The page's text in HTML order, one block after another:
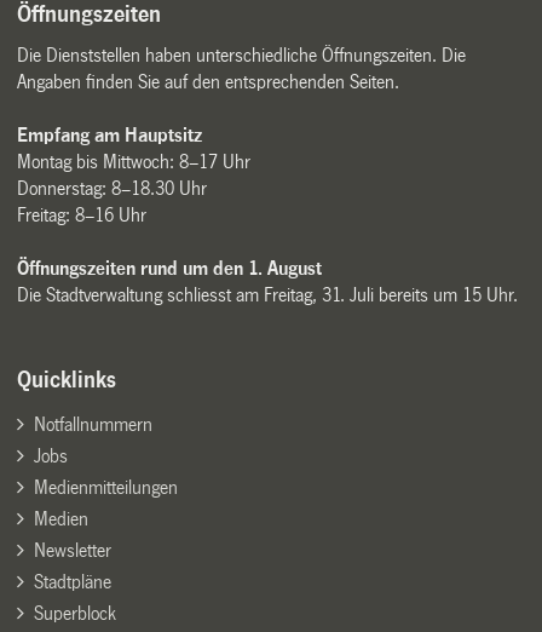
Öffnungszeiten
Die Dienststellen haben unterschiedliche Öffnungszeiten. Die
Angaben finden Sie auf den entsprechenden Seiten.
Empfang am Hauptsitz
Montag bis Mittwoch: 8–17 Uhr
Donnerstag: 8–18.30 Uhr
Freitag: 8–16 Uhr
Öffnungszeiten rund um den 1. August
Die Stadtverwaltung schliesst am Freitag, 31. Juli bereits um 15 Uhr.
Quicklinks
Notfallnummern
Jobs
Medienmitteilungen
Medien
Newsletter
Stadtpläne
Superblock